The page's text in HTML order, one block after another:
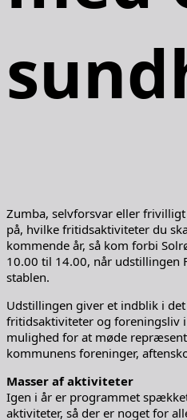
Zumba, selvforsvar eller
på, hvilke fritidsaktiviteter du
kommende år, så kom forbi
10.00 til 14.00, når udstillingen
stablen.
Udstillingen giver et indblik i
fritidsaktiviteter og foreningsliv
mulighed for at møde
kommunens foreninger,
Masser af aktiviteter
Igen i år er programmet
aktiviteter, så der er noget for